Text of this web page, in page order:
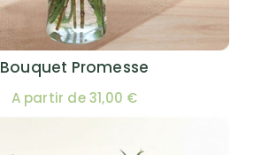
Bouquet Promesse
A partir de 31,00 €